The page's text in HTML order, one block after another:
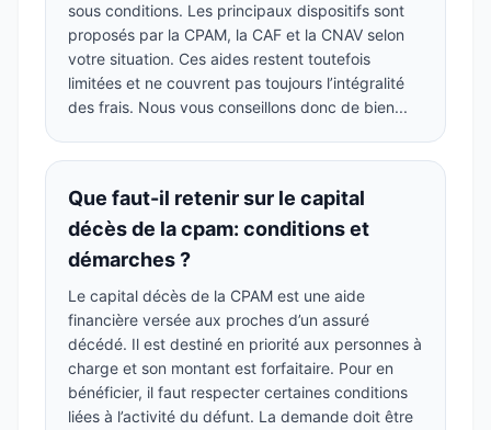
sous conditions. Les principaux dispositifs sont
proposés par la CPAM, la CAF et la CNAV selon
votre situation. Ces aides restent toutefois
limitées et ne couvrent pas toujours l’intégralité
des frais. Nous vous conseillons donc de bien...
Que faut-il retenir sur le capital
décès de la cpam: conditions et
démarches ?
Le capital décès de la CPAM est une aide
financière versée aux proches d’un assuré
décédé. Il est destiné en priorité aux personnes à
charge et son montant est forfaitaire. Pour en
bénéficier, il faut respecter certaines conditions
liées à l’activité du défunt. La demande doit être